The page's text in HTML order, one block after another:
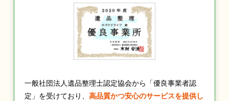
一般社団法人遺品整理士認定協会から「優良事業者認
定」を受けており、 高品質かつ安心のサービスを提供し